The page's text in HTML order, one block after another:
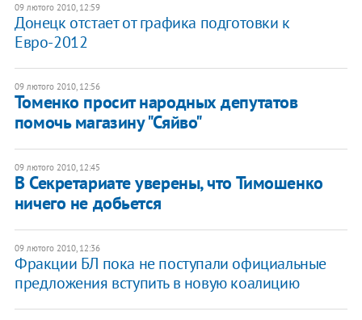
09 лютого 2010, 12:59
Донецк отстает от графика подготовки к
Евро-2012
09 лютого 2010, 12:56
Томенко просит народных депутатов
помочь магазину "Сяйво"
09 лютого 2010, 12:45
В Секретариате уверены, что Тимошенко
ничего не добьется
09 лютого 2010, 12:36
Фракции БЛ пока не поступали официальные
предложения вступить в новую коалицию